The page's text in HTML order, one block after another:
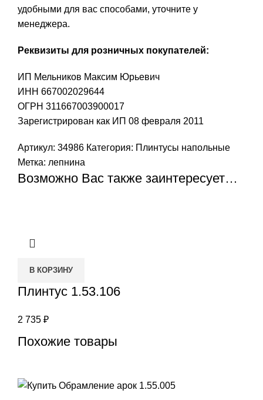
удобными для вас способами, уточните у
менеджера.
Реквизиты для розничных покупателей:
ИП Мельников Максим Юрьевич
ИНН 667002029644
ОГРН 311667003900017
Зарегистрирован как ИП 08 февраля 2011
Артикул: 34986 Категория: Плинтусы напольные
Метка: лепнина
Возможно Вас также заинтересует…
В КОРЗИНУ
Плинтус 1.53.106
2 735 ₽
Похожие товары